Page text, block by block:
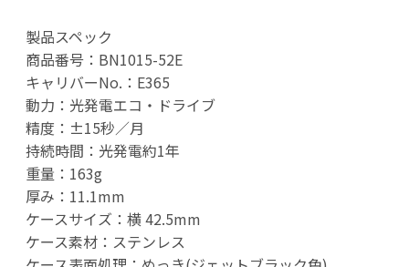
製品スペック
商品番号：BN1015-52E
キャリバーNo.：E365
動力：光発電エコ・ドライブ
精度：±15秒／月
持続時間：光発電約1年
重量：163g
厚み：11.1mm
ケースサイズ：横 42.5mm
ケース素材：ステンレス